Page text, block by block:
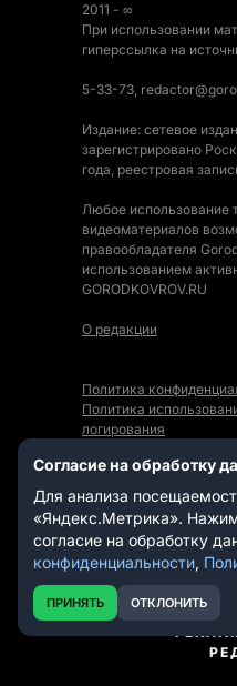
2011 - ∞
При использовании
гиперссылка на
5-33-73,
Издание: сетевое
зарегистрировано
года, реестровая
Любое использование
видеоматериалов
правообладателя
использованием
GORODKOVROV.RU
О редакции
Политика
Политика
логирования
Мы в
Согласие на обработку
Для анализа
«Яндекс.Метрика».
согласие на обработку
конфиденциальности,
ПРИНЯТЬ ОТКЛОНИТЬ